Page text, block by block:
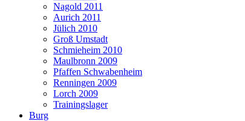
Nagold 2011
Aurich 2011
Jülich 2010
Groß Umstadt
Schmieheim 2010
Maulbronn 2009
Pfaffen Schwabenheim
Renningen 2009
Lorch 2009
Trainingslager
Burg